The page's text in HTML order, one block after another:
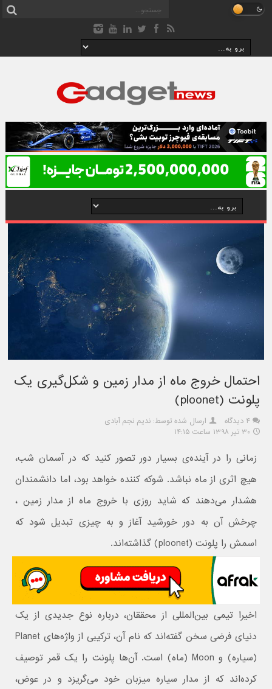
احتمال خروج ماه از مدار زمین و شکل‌گیری یک
پلونت (ploonet)
۴ دیدگاه
ارسال شده توسط: ندیم نجم آبادی
۳۰ تیر ۱۳۹۸ ساعت ۱۴:۱۵
زمانی را در آینده‌‌ی بسیار دور تصور کنید که در آسمان شب،
هیچ اثری از ماه نباشد. شوکه کننده خواهد بود، اما دانشمندان
هشدار می‌دهند که شاید روزی با خروج ماه از مدار زمین ،
چرخش آن به دور خورشید آغاز و به چیزی تبدیل شود که
اسمش را پلونت (ploonet) گذاشته‌اند.
اخیرا تیمی بین‌المللی از محققان، درباره نوع جدیدی از یک
دنیای فرضی سخن گفته‌اند که نام آن، ترکیبی از واژه‌های Planet
(سیاره) و Moon (ماه) است. آن‌ها پلونت را یک قمر توصیف
کرده‌اند که از مدار سیاره میزبان خود می‌گریزد و در عوض،